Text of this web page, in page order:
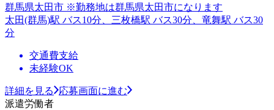
群馬県太田市 ※勤務地は群馬県太田市になります
太田(群馬)駅 バス10分、三枚橋駅 バス30分、竜舞駅 バス30
分
交通費支給
未経験OK
詳細を見る
応募画面に進む
派遣労働者